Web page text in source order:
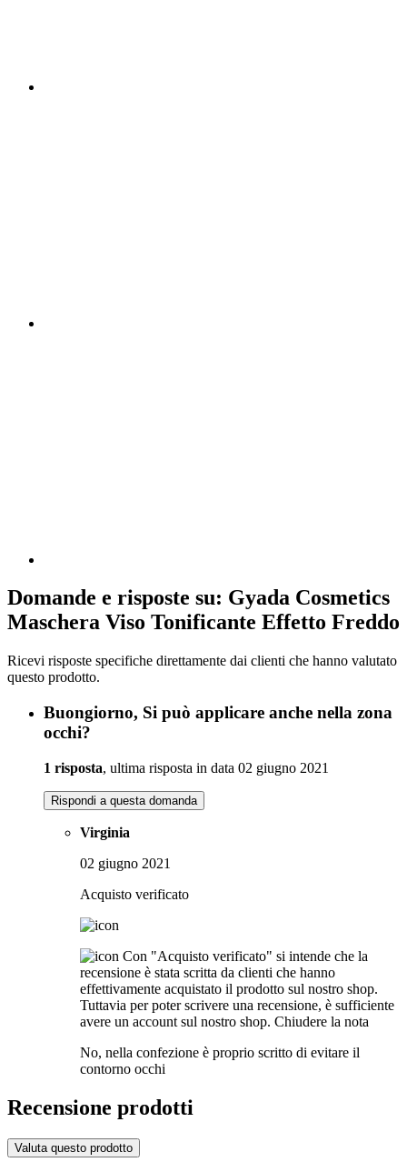
Domande e risposte su: Gyada Cosmetics
Maschera Viso Tonificante Effetto Freddo
Ricevi risposte specifiche direttamente dai clienti che hanno valutato
questo prodotto.
Buongiorno, Si può applicare anche nella zona
occhi?
1 risposta, ultima risposta in data 02 giugno 2021
Rispondi a questa domanda
Virginia
02 giugno 2021
Acquisto verificato
Con "Acquisto verificato" si intende che la
recensione è stata scritta da clienti che hanno
effettivamente acquistato il prodotto sul nostro shop.
Tuttavia per poter scrivere una recensione, è sufficiente
avere un account sul nostro shop. Chiudere la nota
No, nella confezione è proprio scritto di evitare il
contorno occhi
Recensione prodotti
Valuta questo prodotto